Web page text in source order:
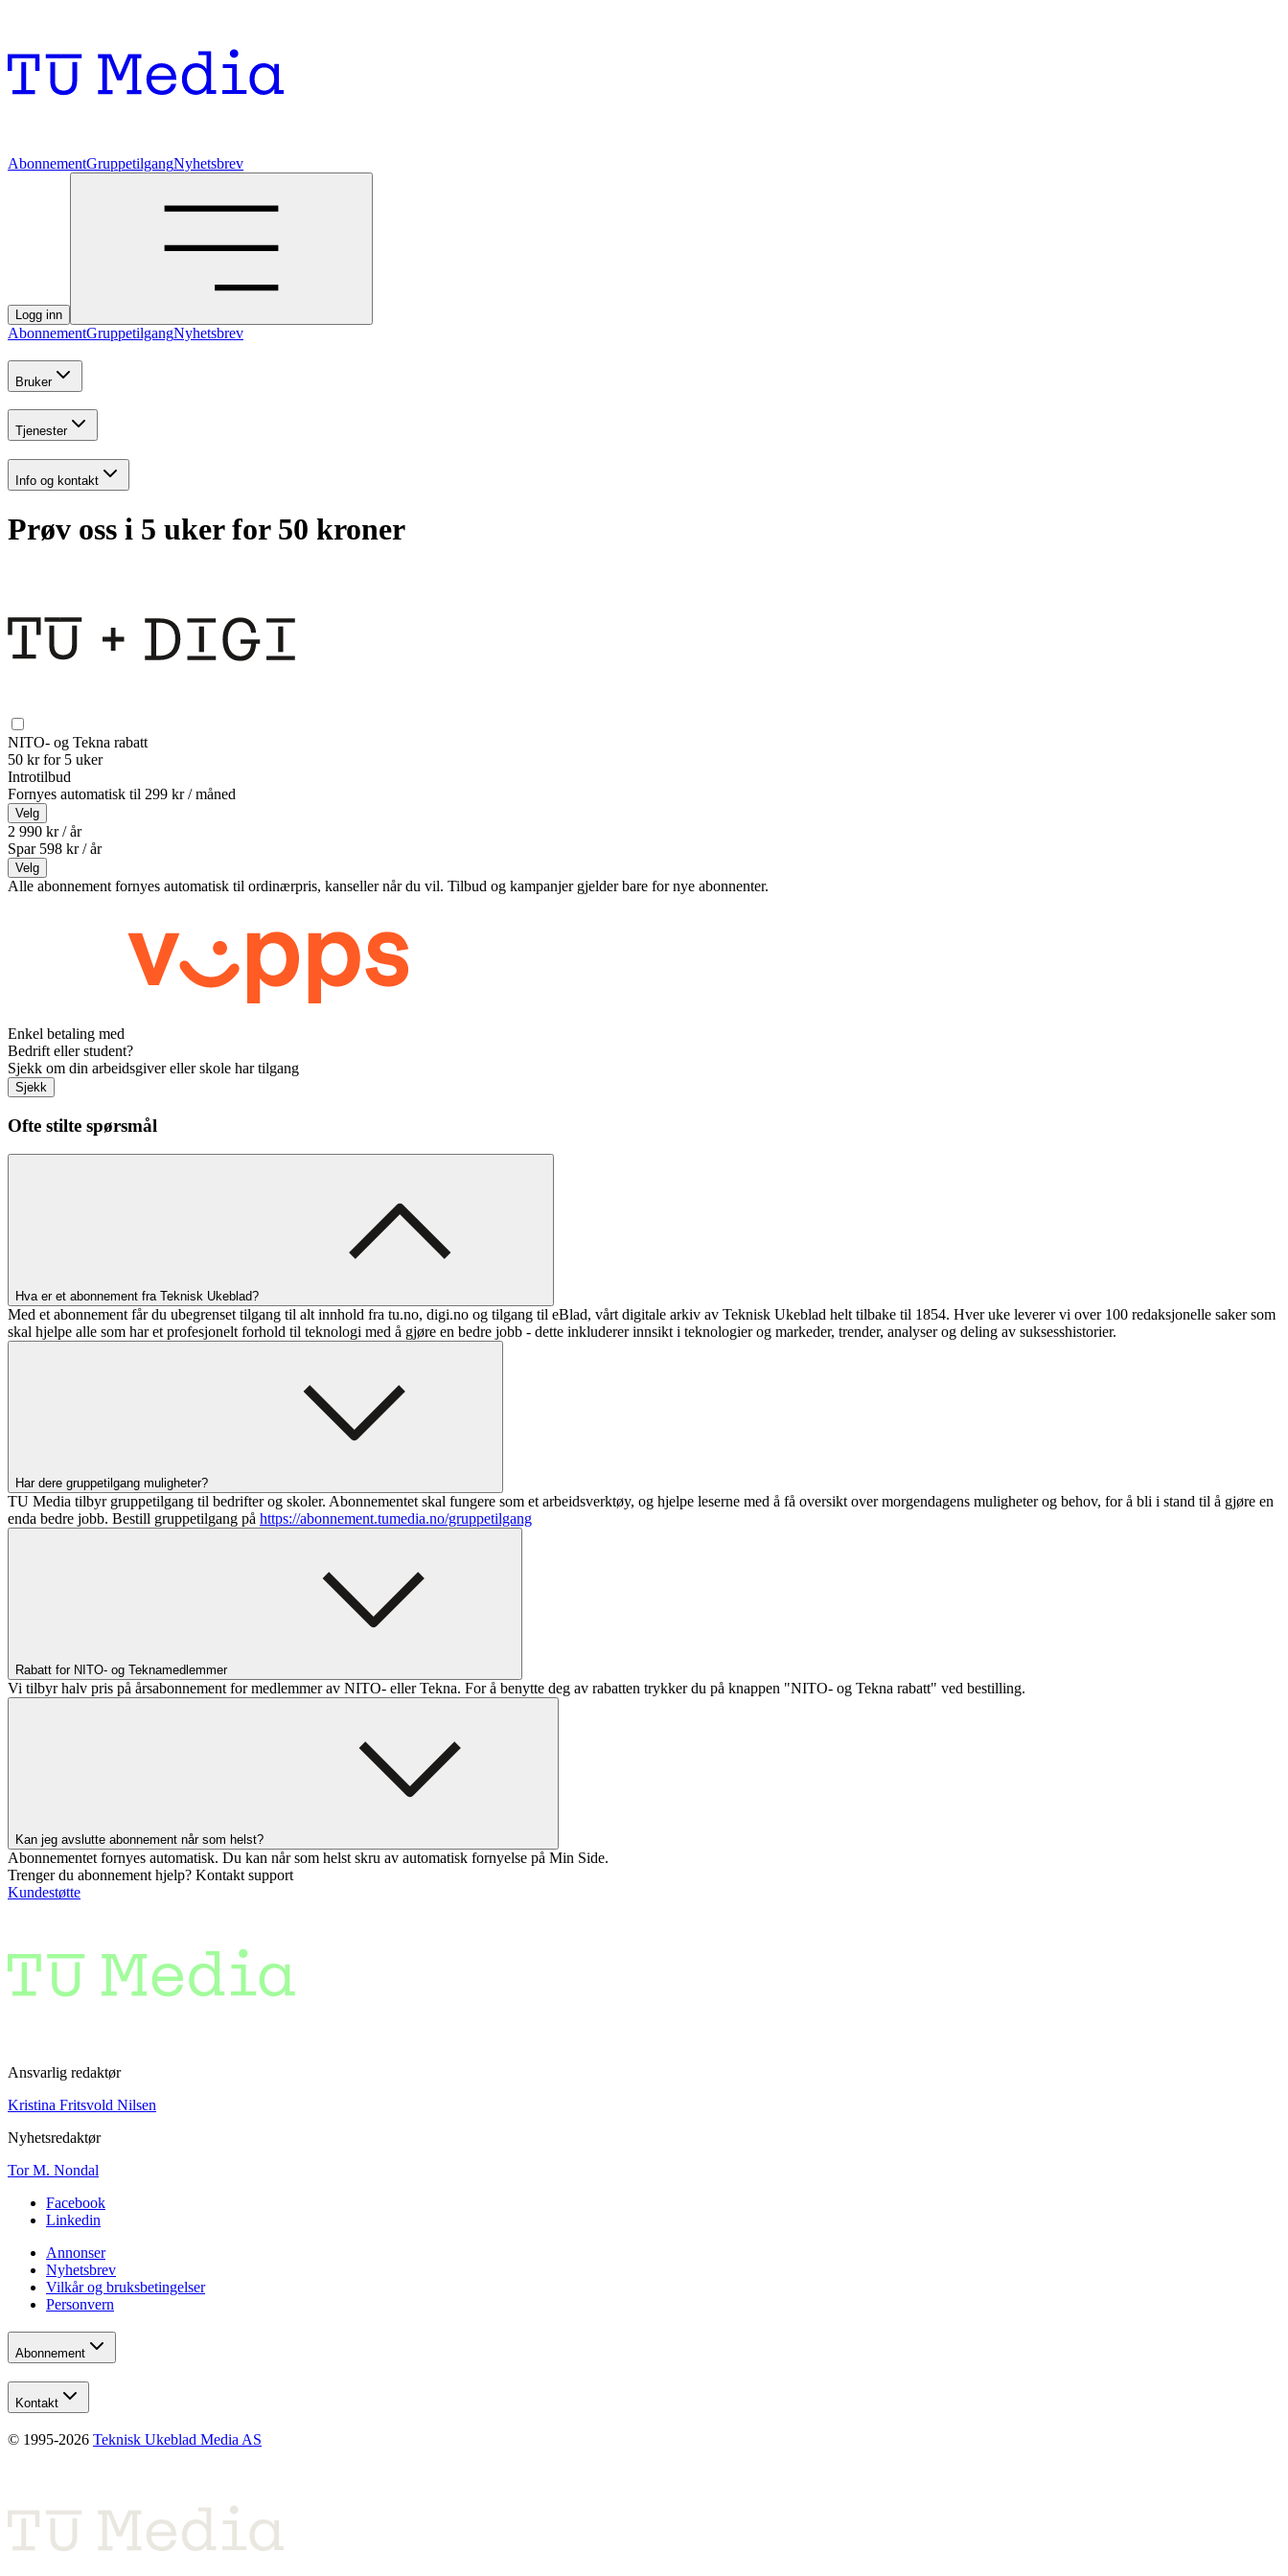
AbonnementGruppetilgangNyhetsbrev
Logg inn
AbonnementGruppetilgangNyhetsbrev
Bruker
Tjenester
Info og kontakt
Prøv oss i 5 uker for 50 kroner
NITO- og Tekna rabatt
50 kr for 5 uker
Introtilbud
Fornyes automatisk til 299 kr / måned
Velg
2 990 kr / år
Spar 598 kr /år
Velg
Alle abonnement fornyes automatisk til ordinærpris, kanseller når du vil. Tilbud og kampanjer gjelder bare for nye abonnenter.
Enkel betaling med
Bedrift eller student?
Sjekk om din arbeidsgiver eller skole har tilgang
Sjekk
Ofte stilte spørsmål
Hva er et abonnement fra Teknisk Ukeblad?
Med et abonnement får du ubegrenset tilgang til alt innhold fra tu.no, digi.no og tilgang til eBlad, vårt digitale arkiv av Teknisk Ukeblad helt tilbake til 1854. Hver uke leverer vi over 100 redaksjonelle saker som
skal hjelpe alle som har et profesjonelt forhold til teknologi med å gjøre en bedre jobb - dette inkluderer innsikt i teknologier og markeder, trender, analyser og deling av suksesshistorier.
Har dere gruppetilgang muligheter?
TU Media tilbyr gruppetilgang til bedrifter og skoler. Abonnementet skal fungere som et arbeidsverktøy, og hjelpe leserne med å få oversikt over morgendagens muligheter og behov, for å bli i stand til å gjøre en
enda bedre jobb. Bestill gruppetilgang på https://abonnement.tumedia.no/gruppetilgang
Rabatt for NITO- og Teknamedlemmer
Vi tilbyr halv pris på årsabonnement for medlemmer av NITO- eller Tekna. For å benytte deg av rabatten trykker du på knappen "NITO- og Tekna rabatt" ved bestilling.
Kan jeg avslutte abonnement når som helst?
Abonnementet fornyes automatisk. Du kan når som helst skru av automatisk fornyelse på Min Side.
Trenger du abonnement hjelp? Kontakt support
Kundestøtte
Ansvarlig redaktør
Kristina Fritsvold Nilsen
Nyhetsredaktør
Tor M. Nondal
Facebook
Linkedin
Annonser
Nyhetsbrev
Vilkår og bruksbetingelser
Personvern
Abonnement
Kontakt
© 1995-2026 Teknisk Ukeblad Media AS